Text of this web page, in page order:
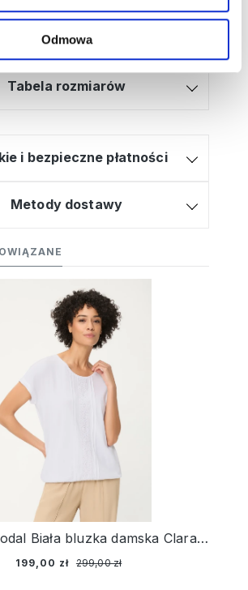
Odmowa
w 2-3 dni
Tabela rozmiarów
i bezpieczne płatności
Metody dostawy
TENCEL™ Modal Biała bluzka damska Clara z haftem – Sun Kissed
199,00 zł 299,00 zł